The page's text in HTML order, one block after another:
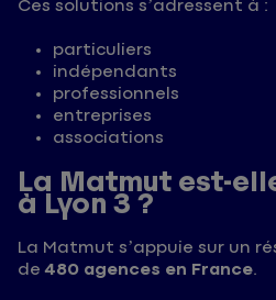
Ces solutions s’adressent à :
particuliers
indépendants
professionnels
entreprises
associations
La Matmut est-
à Lyon 3 ?
La Matmut s’appuie sur un
de480 agences en France.